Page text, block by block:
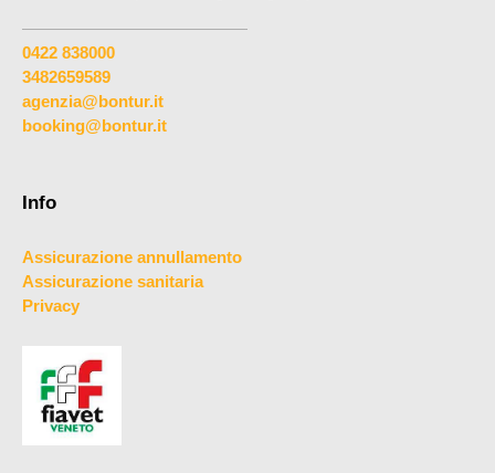
0422 838000
3482659589
agenzia@bontur.it
booking@bontur.it
Info
Assicurazione annullamento
Assicurazione sanitaria
Privacy